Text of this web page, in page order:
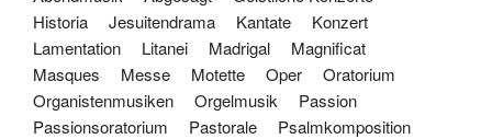
Historia
Jesuitendrama Kantate
Konzert
Lamentation
Litanei Madrigal
Magnificat
Masques
Messe Motette Oper
Oratorium
Organistenmusiken
Orgelmusik
Passion
Passionsoratorium
Pastorale
Psalmkomposition